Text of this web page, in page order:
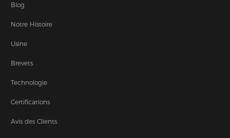
Blog
Notre Histoire
Usine
Brevets
Technologie
Certifications
Avis des Clients